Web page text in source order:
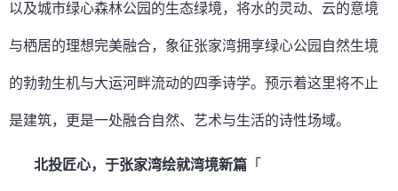
以及城市绿心森林公园的生态绿境，将水的灵动、云的意境
与栖居的理想完美融合，象征张家湾拥享绿心公园自然生境
的勃勃生机与大运河畔流动的四季诗学。预示着这里将不止
是建筑，更是一处融合自然、艺术与生活的诗性场域。
北投匠心，于张家湾绘就湾境新篇 「